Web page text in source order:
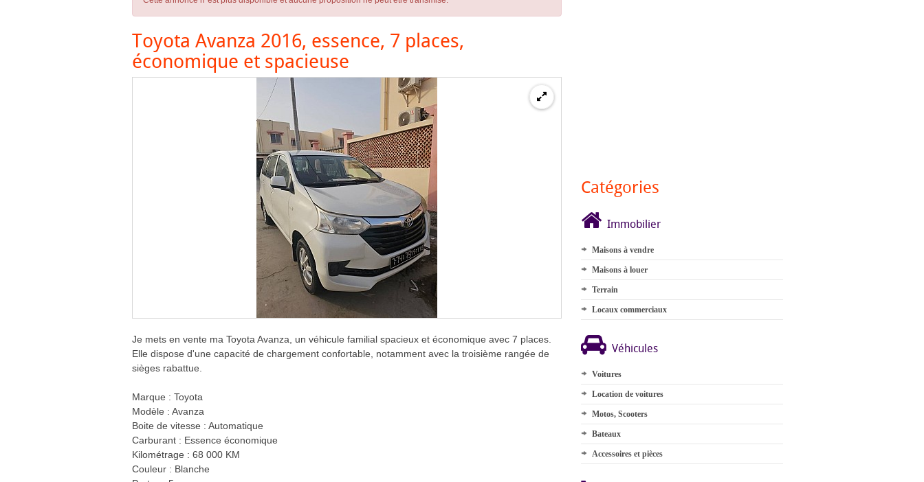
Toyota Avanza 2016, essence, 7 places,
économique et spacieuse
Je mets en vente ma Toyota Avanza, un véhicule familial spacieux et économique avec 7 places.
Elle dispose d'une capacité de chargement confortable, notamment avec la troisième rangée de
sièges rabattue.
Marque : Toyota
Modèle : Avanza
Boite de vitesse : Automatique
Carburant : Essence économique
Kilométrage : 68 000 KM
Couleur : Blanche
Catégories
Immobilier
Maisons à vendre
Maisons à louer
Terrain
Locaux commerciaux
Véhicules
Voitures
Location de voitures
Motos, Scooters
Bateaux
Accessoires et pièces